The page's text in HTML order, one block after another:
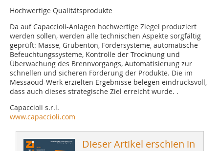
Hochwertige Qualitätsprodukte
Da auf Capaccioli-Anlagen hochwertige Ziegel produziert
werden sollen, werden alle technischen Aspekte sorgfältig
geprüft: Masse, Grubenton, Fördersysteme, automatische
Befeuchtungssysteme, Kontrolle der Trocknung und
Überwachung des Brennvorgangs, Automatisierung zur
schnellen und sicheren Förderung der Produkte. Die im
Messaoud-Werk erzielten Ergebnisse belegen eindrucksvoll,
dass auch dieses strategische Ziel erreicht wurde. .
Capaccioli s.r.l.
www.capaccioli.com
Dieser Artikel erschien in